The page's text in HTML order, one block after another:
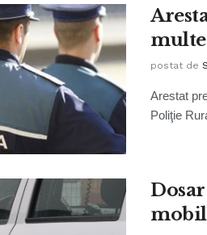
postat de
Arestat
Poliţie
mobil